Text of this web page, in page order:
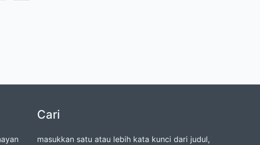
Cari
masukkan satu atau lebih kata kunci dari judul,